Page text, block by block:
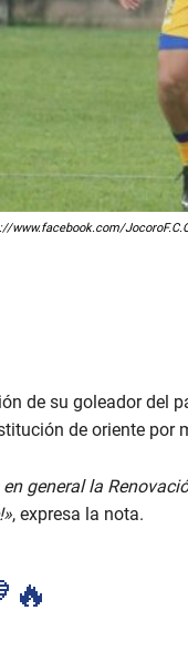
www.facebook.com/
de su goleador del
de oriente por
general la
, expresa la nota.